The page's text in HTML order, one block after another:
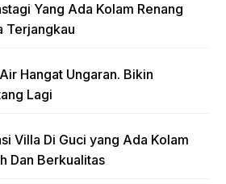
Yang Ada Kolam Renang
Terjangkau
Hangat Ungaran. Bikin
Lagi
Villa Di Guci yang Ada Kolam
Dan Berkualitas